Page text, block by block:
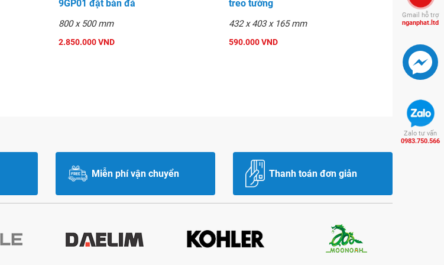
9GP01 đặt bàn đá
800 x 500 mm
2.850.000 VND
treo tường
432 x 403 x 165 mm
590.000 VND
Miễn phí vận chuyển Thanh toán đơn giản
Gmail hỗ trợ
nganphat.ltd
Zalo tư vấn
0983.750.566